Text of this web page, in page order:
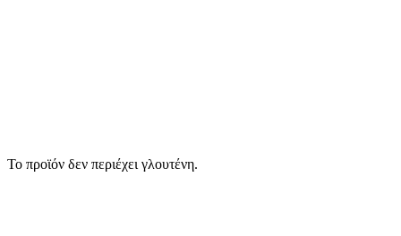
Το προϊόν δεν περιέχει γλουτένη.